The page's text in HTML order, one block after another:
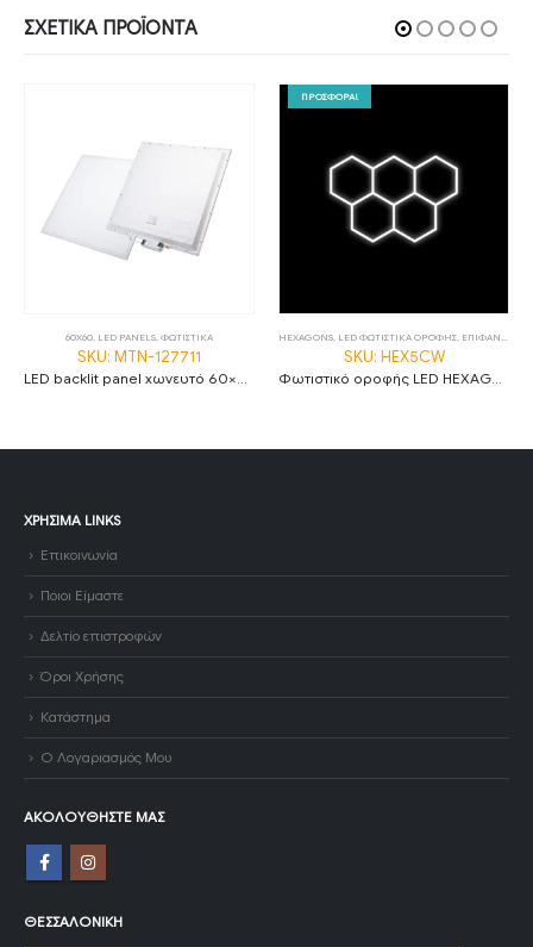
ΣΧΕΤΙΚΆ ΠΡΟΪΌΝΤΑ
60X60 LED PANELS ΦΩΤΙΣΤΙΚΑ
SKU: MTN-127711
ΠΡΟΣΦΟΡΑ!
HEXAGONS LED ΦΩΤΙΣΤΙΚΑ ΟΡΟΦΗΣ ΕΠΙΦΑΝΕΙΑΚΑ
SKU: HEX5CW
ΧΡΉΣΙΜΑ LINKS
Επικοινωνία
Ποιοι Είμαστε
Δελτίο επιστροφών
Όροι Χρήσης
Κατάστημα
Ο Λογαριασμός Μου
ΑΚΟΛΟΥΘΉΣΤΕ ΜΑΣ
ΘΕΣΣΑΛΟΝΊΚΗ